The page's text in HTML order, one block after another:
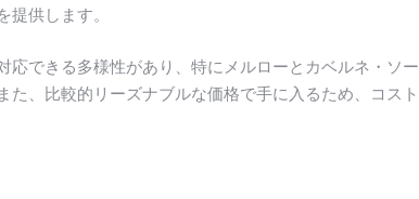
供します。
応できる多様性があり、特にメルローとカベルネ・ソー
、比較的リーズナブルな価格で手に入るため、コスト